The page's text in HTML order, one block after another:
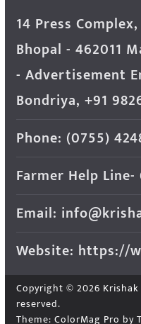
14 Press
Bhopal - 462011
- Advertisement
Bondriya, +91
Phone: (0755)
Farmer Help Line-
Email:
Website: https://
Copyright © 2026
reserved.
Theme: ColorMag Pro by